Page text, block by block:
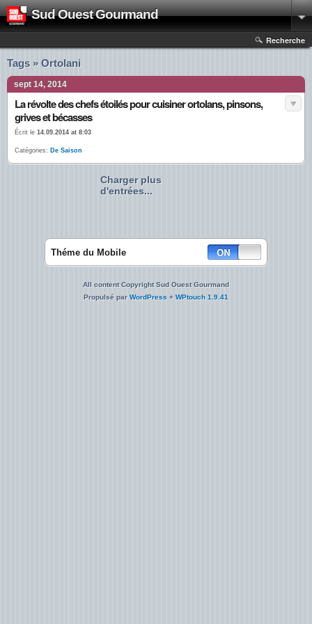
Sud Ouest Gourmand
Recherche
Tags » Ortolani
sept 14, 2014
La révolte des chefs étoilés pour cuisiner ortolans, pinsons,
grives et bécasses
Écrit le 14.09.2014 at 8:03
Catégories: De Saison
Charger plus
d'entrées...
Théme du Mobile
All content Copyright Sud Ouest Gourmand
Propulsé parWordPress + WPtouch 1.9.41